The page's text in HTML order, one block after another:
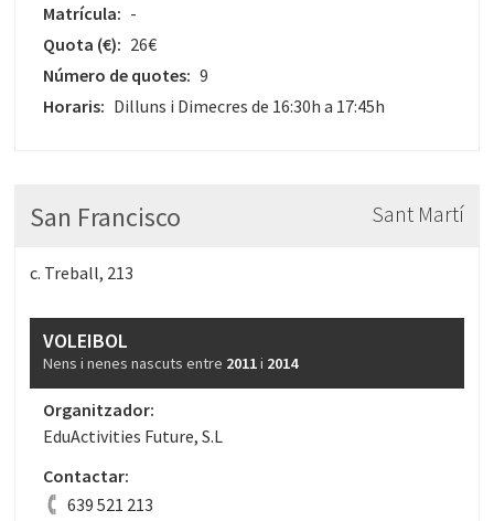
Matrícula: -
Quota (€): 26€
Número de quotes: 9
Horaris: Dilluns i Dimecres de 16:30h a 17:45h
San Francisco Sant Martí
c. Treball, 213
VOLEIBOL
Nens i nenes nascuts entre 2011i 2014
Organitzador:
EduActivities Future, S.L
Contactar:
639 521 213